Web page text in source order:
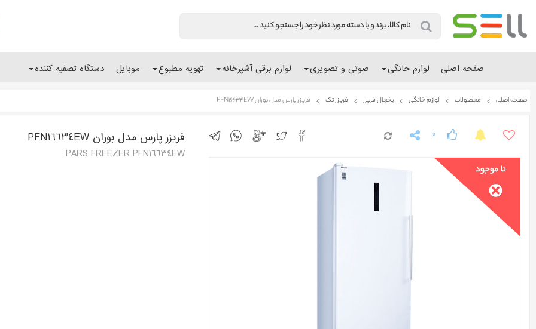
صفحه اصلی لوازم خانگی صوتی و تصویری لوازم برقی آشپزخانه تهویه مطبوع موبایل دستگاه تصفیه کننده
صفحه اصلی محصولات لوازم خانگی یخچال فریزر فریزر تک فریزر پارس مدل بوران PFN16634EW
0 فریزر پارس مدل بوران PFN16634EW
PARS FREEZER PFN16634EW